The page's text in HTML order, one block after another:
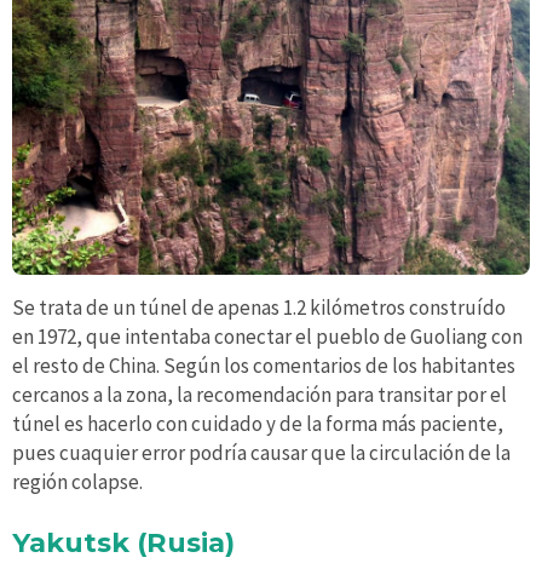
Se trata de un túnel de apenas 1.2 kilómetros construído
en 1972, que intentaba conectar el pueblo de Guoliang con
el resto de China. Según los comentarios de los habitantes
cercanos a la zona, la recomendación para transitar por el
túnel es hacerlo con cuidado y de la forma más paciente,
pues cuaquier error podría causar que la circulación de la
región colapse.
Yakutsk (Rusia)